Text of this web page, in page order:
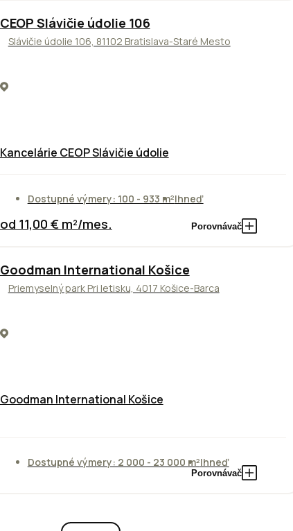
CEOP Slávičie údolie 106
Slávičie údolie 106, 81102 Bratislava-Staré Mesto
Kancelárie CEOP Slávičie údolie
Dostupné výmery: 100 - 933 m²Ihneď
od 11,00 € m²/mes. Porovnávač
Goodman International Košice
Priemyselný park Pri letisku, 4017 Košice-Barca
Goodman International Košice
Dostupné výmery: 2 000 - 23 000 m²Ihneď
Porovnávač